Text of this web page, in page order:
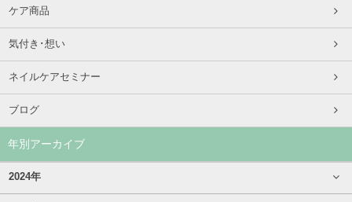
ケア商品
気付き･想い
ネイルケアセミナー
ブログ
年別アーカイブ
2024年